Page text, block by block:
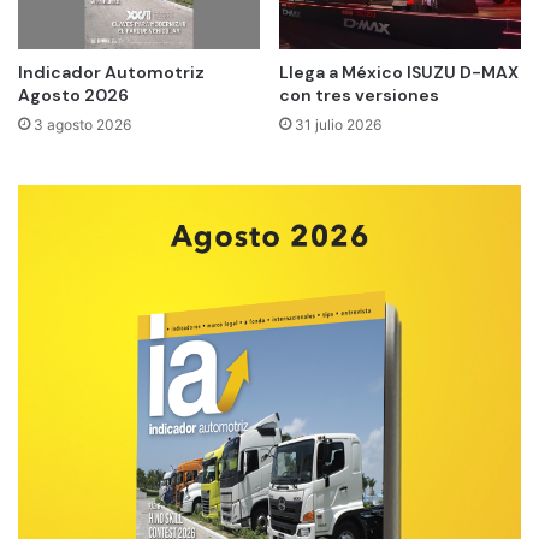
Indicador Automotriz
Agosto 2026
3 agosto 2026
Llega a México ISUZU D-MAX
con tres versiones
31 julio 2026